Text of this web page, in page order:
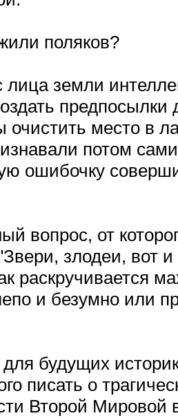
поляков?
лица земли
предпосылки
место в
потом
ошибочку
вопрос, от
злодеи, вот
раскручивается
и безумно или
будущих
писать о
Второй Мировой